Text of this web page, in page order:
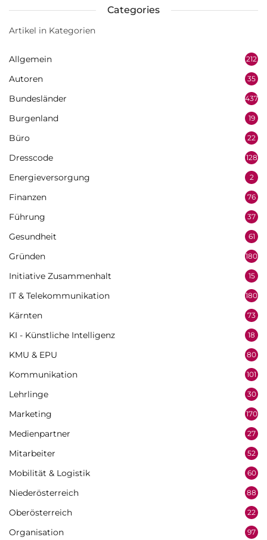
Categories
Artikel in Kategorien
Allgemein 212
Autoren 35
Bundesländer 437
Burgenland 19
Büro 22
Dresscode 128
Energieversorgung 2
Finanzen 76
Führung 37
Gesundheit 61
Gründen 180
Initiative Zusammenhalt 15
IT & Telekommunikation 180
Kärnten 73
KI - Künstliche Intelligenz 18
KMU & EPU 80
Kommunikation 101
Lehrlinge 30
Marketing 170
Medienpartner 27
Mitarbeiter 52
Mobilität & Logistik 60
Niederösterreich 88
Oberösterreich 22
Organisation 97